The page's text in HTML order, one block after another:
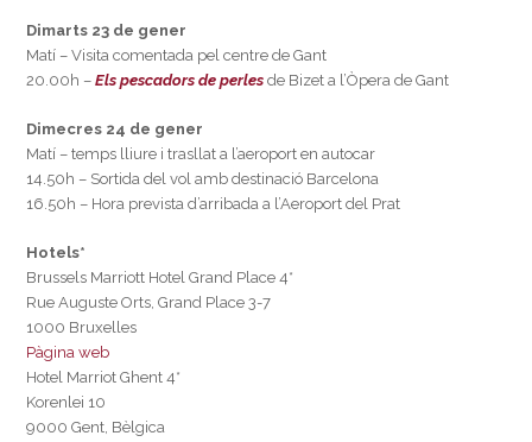
Dimarts 23 de gener
Matí – Visita comentada pel centre de Gant
20.00h –Els pescadors de perles de Bizet a l’Òpera de Gant
Dimecres 24 de gener
Matí – temps lliure i trasllat a l’aeroport en autocar
14.50h – Sortida del vol amb destinació Barcelona
16.50h – Hora prevista d’arribada a l’Aeroport del Prat
Hotels*
Brussels Marriott Hotel Grand Place 4*
Rue Auguste Orts, Grand Place 3-7
1000 Bruxelles
Pàgina web
Hotel Marriot Ghent 4*
Korenlei 10
9000 Gent, Bèlgica